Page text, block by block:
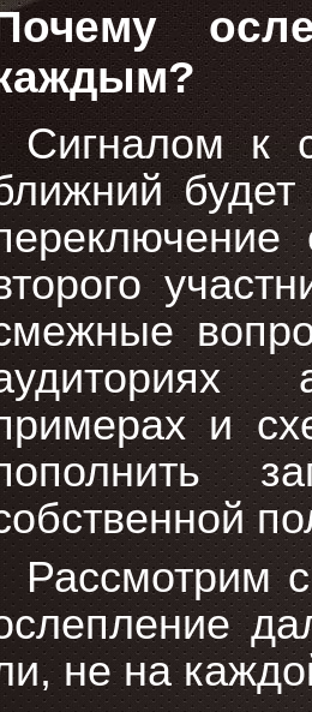
Сигналом к
и
Рассмотрим
не на